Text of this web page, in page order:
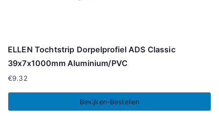
ELLEN Tochtstrip Dorpelprofiel ADS Classic
39x7x1000mm Aluminium/PVC
€9.32
Bekijken-Bestellen